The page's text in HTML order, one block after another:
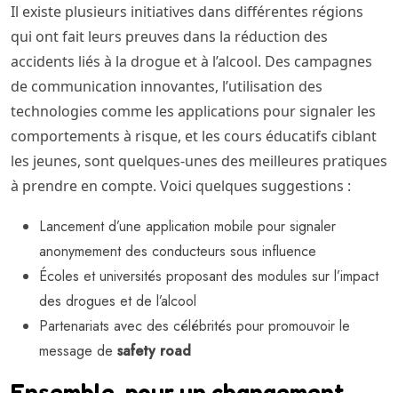
Il existe plusieurs initiatives dans différentes régions
qui ont fait leurs preuves dans la réduction des
accidents liés à la drogue et à l’alcool. Des campagnes
de communication innovantes, l’utilisation des
technologies comme les applications pour signaler les
comportements à risque, et les cours éducatifs ciblant
les jeunes, sont quelques-unes des meilleures pratiques
à prendre en compte. Voici quelques suggestions :
Lancement d’une application mobile pour signaler
anonymement des conducteurs sous influence
Écoles et universités proposant des modules sur l’impact
des drogues et de l’alcool
Partenariats avec des célébrités pour promouvoir le
message de safety road